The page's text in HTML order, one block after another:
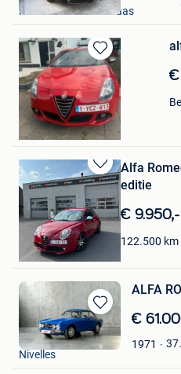
Favorieten
Mechelen-Aan-De-Maas
Bewaren
in
Mijn
Favorieten
€
Marco
Antwerpen
Bewaren
in
Mijn
Favorieten
Alfa
editie
€ 9.950,-
122.500 km
Alessandro
Brugge
Bewaren
in
Mijn
ALFA
€
1971
DriveCity Sales
Nivelles